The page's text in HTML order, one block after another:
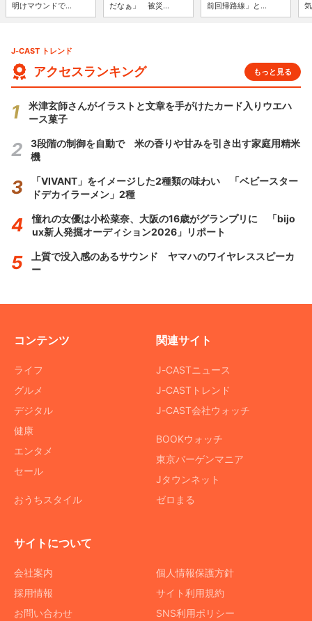
明けマウンドで...
だなぁ」 被災...
前回帰路線」と...
J-CAST トレンド
アクセスランキング もっと見る
米津玄師さんがイラストと文章を手がけたカード入りウエハ
ース菓子
3段階の制御を自動で 米の香りや甘みを引き出す家庭用精米
機
「VIVANT」をイメージした2種類の味わい 「ベビースター
ドデカイラーメン」2種
憧れの女優は小松菜奈、大阪の16歳がグランプリに 「bijo
ux新人発掘オーディション2026」リポート
上質で没入感のあるサウンド ヤマハのワイヤレススピーカ
ー
コンテンツ
ライフ
グルメ
デジタル
健康
エンタメ
セール
おうちスタイル
関連サイト
J-CASTニュース
J-CASTトレンド
J-CAST会社ウォッチ
BOOKウォッチ
東京バーゲンマニア
Jタウンネット
ゼロまる
サイトについて
会社案内
採用情報
お問い合わせ
個人情報保護方針
サイト利用規約
SNS利用ポリシー